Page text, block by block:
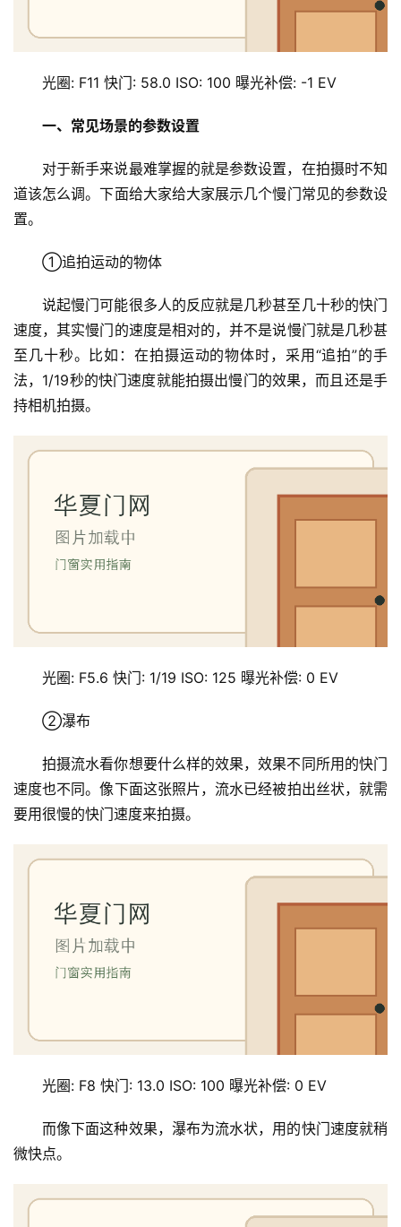
光圈: F11 快门: 58.0 ISO: 100 曝光补偿: -1 EV
一、常见场景的参数设置
对于新手来说最难掌握的就是参数设置，在拍摄时不知
道该怎么调。下面给大家给大家展示几个慢门常见的参数设
置。
①追拍运动的物体
说起慢门可能很多人的反应就是几秒甚至几十秒的快门
速度，其实慢门的速度是相对的，并不是说慢门就是几秒甚
至几十秒。比如：在拍摄运动的物体时，采用“追拍”的手
法，1/19秒的快门速度就能拍摄出慢门的效果，而且还是手
持相机拍摄。
光圈: F5.6 快门: 1/19 ISO: 125 曝光补偿: 0 EV
②瀑布
拍摄流水看你想要什么样的效果，效果不同所用的快门
速度也不同。像下面这张照片，流水已经被拍出丝状，就需
要用很慢的快门速度来拍摄。
光圈: F8 快门: 13.0 ISO: 100 曝光补偿: 0 EV
而像下面这种效果，瀑布为流水状，用的快门速度就稍
微快点。